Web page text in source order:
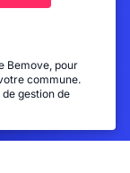
Bemove, pour
commune.
de gestion de